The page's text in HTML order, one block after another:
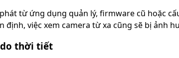
từ ứng dụng quản lý, firmware cũ hoặc
việc xem camera từ xa cũng sẽ bị ảnh
do thời tiết